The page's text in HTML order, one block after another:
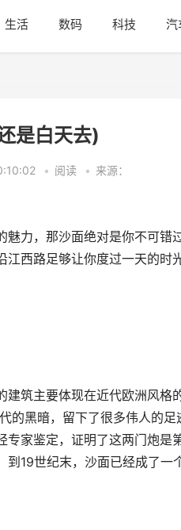
生活 数码 科技 汽
是白天去)
• 阅读 • 来源：
力，那沙面绝对是你不可错
江西路足够让你度过一天的时
建筑主要体现在近代欧洲风格
的黑暗，留下了很多伟人的
专家鉴定，证明了这两门炮是
19世纪末，沙面已经成了一